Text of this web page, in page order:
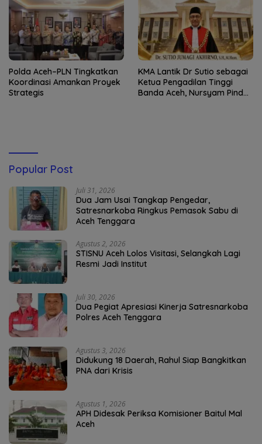
Polda Aceh–PLN Tingkatkan
Koordinasi Amankan Proyek
Strategis
KMA Lantik Dr Sutio sebagai
Ketua Pengadilan Tinggi
Banda Aceh, Nursyam Pindah
Popular Post
Juli 31, 2026
Dua Jam Usai Tangkap Pengedar,
Satresnarkoba Ringkus Pemasok Sabu di
Aceh Tenggara
Agustus 2, 2026
STISNU Aceh Lolos Visitasi, Selangkah Lagi
Resmi Jadi Institut
Juli 30, 2026
Dua Pegiat Apresiasi Kinerja Satresnarkoba
Polres Aceh Tenggara
Agustus 3, 2026
Didukung 18 Daerah, Rahul Siap Bangkitkan
PNA dari Krisis
Agustus 1, 2026
APH Didesak Periksa Komisioner Baitul Mal
Aceh